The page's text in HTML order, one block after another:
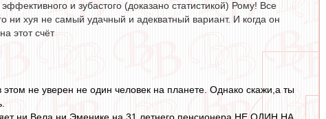
и зубастого (доказано статистикой) Рому! Все
ни хуя не самый удачный и адекватный вариант. И когда он
этот счёт
не уверен не один человек на планете. Однако скажи,а ты